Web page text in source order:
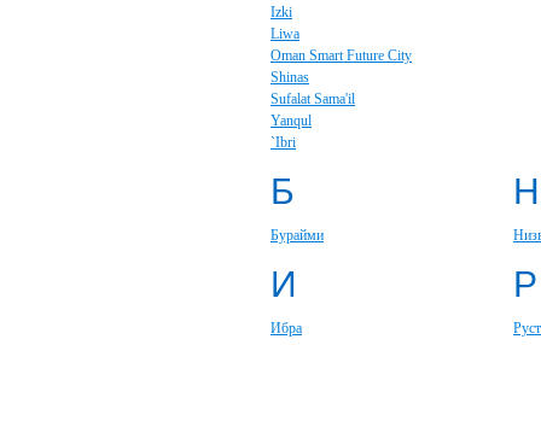
Izki
Liwa
Oman Smart Future City
Shinas
Sufalat Sama'il
Yanqul
`Ibri
Б
Бурайми
Н
И
Ибра
Р